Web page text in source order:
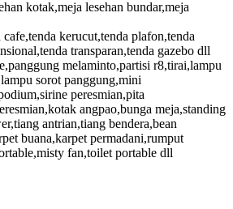
kotak,meja lesehan bundar,meja
cafe,tenda kerucut,tenda plafon,tenda
transparan,tenda gazebo dll
melaminto,partisi r8,tirai,lampu
sorot panggung,mini
peresmian,pita
angpao,bunga meja,standing
antrian,tiang bendera,bean
buana,karpet permadani,rumput
fan,toilet portable dll